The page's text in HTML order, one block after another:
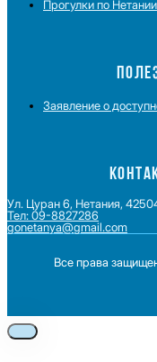
Прогулки по Нетании
Заявление о
Ул. Цуран 6, Нетания,
Тел: 09-8827286
gonetanya@gmail.com
Все права